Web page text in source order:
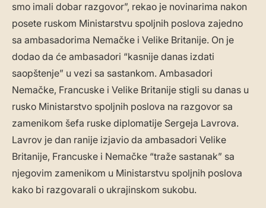
smo imali dobar razgovor”, rekao je novinarima nakon
posete ruskom Ministarstvu spoljnih poslova zajedno
sa ambasadorima Nemačke i Velike Britanije. On je
dodao da će ambasadori “kasnije danas izdati
saopštenje” u vezi sa sastankom. Ambasadori
Nemačke, Francuske i Velike Britanije stigli su danas u
rusko Ministarstvo spoljnih poslova na razgovor sa
zamenikom šefa ruske diplomatije Sergeja Lavrova.
Lavrov je dan ranije izjavio da ambasadori Velike
Britanije, Francuske i Nemačke “traže sastanak” sa
njegovim zamenikom u Ministarstvu spoljnih poslova
kako bi razgovarali o ukrajinskom sukobu.